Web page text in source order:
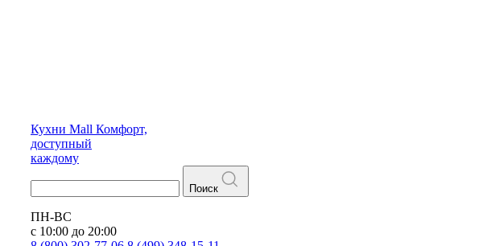
Кухни Mall Комфорт,
доступный
каждому
Поиск
ПН-ВС
с 10:00 до 20:00